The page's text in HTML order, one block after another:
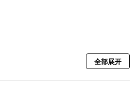
全部展开